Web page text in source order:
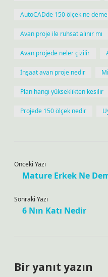
AutoCADde 150 ölçek ne
Avan proje ile ruhsat alınır mı
Avan projede neler çizilir
İnşaat avan proje nedir
Plan hangi yükseklikten kesilir
Projede 150 ölçek nedir
Önceki Yazı
Mature Erkek Ne
Sonraki Yazı
6 Nın Katı Nedir
Bir yanıt yazın